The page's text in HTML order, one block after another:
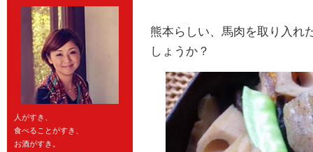
熊本らしい、馬肉を取り入れ
しょうか？
人がすき、
食べることがすき、
お酒がすき。